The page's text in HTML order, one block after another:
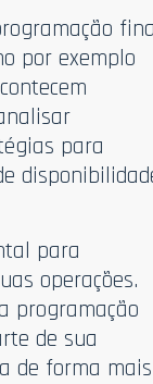
por exemplo
para
para
operações.
programação
de sua
de forma mais